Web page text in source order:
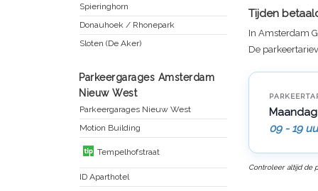
Tijden
In Amsterdam
De
09 - 19
Controleer altijd de
Spieringhorn
Donauhoek / Rhonepark
Sloten (De Aker)
Parkeergarages Amsterdam
Nieuw West
Parkeergarages Nieuw West
Motion Building
Tempelhofstraat
ID Aparthotel